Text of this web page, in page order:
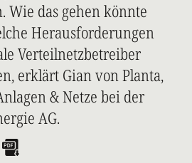
Wie das gehen könnte
Herausforderungen
Verteilnetzbetreiber
erklärt Gian von Planta,
& Netze bei der
AG.